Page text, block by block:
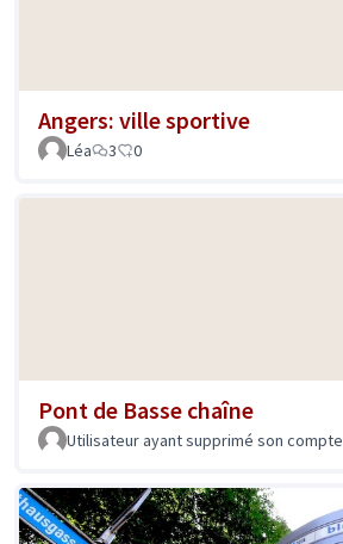
Angers: ville sportive
Léa
3 0
Pont de Basse chaîne
Utilisateur ayant supprimé son compte